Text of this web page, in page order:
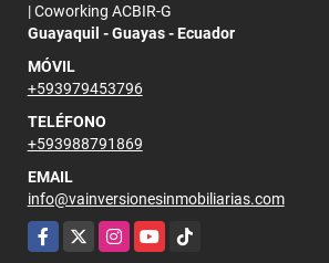
| Coworking ACBIR-G
Guayaquil - Guayas - Ecuador
MÓVIL
+593979453796
TELÉFONO
+593988791869
EMAIL
info@vainversionesinmobiliarias.com
Facebook
X InstagramYouTubeTikTok